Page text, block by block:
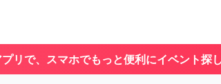
リで、スマホでもっと便利にイベント探